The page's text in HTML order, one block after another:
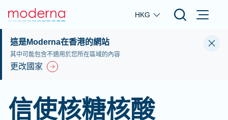
Skip to main content
HKG
這是Moderna在香港的網站
其中可能包含不適用於您所在區域的內容
更改國家
信使核糖核酸